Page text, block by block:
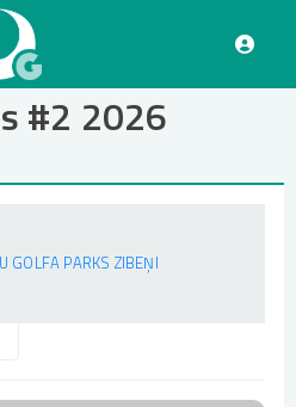
#2 2026
GOLFA PARKS ZIBEŅI